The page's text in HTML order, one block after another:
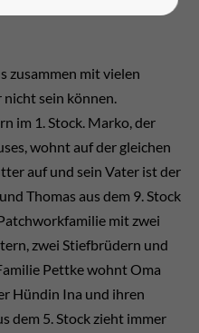
zusammen mit vielen
sein können.
im 1. Stock. Marko, der
wohnt auf der gleichen
auf und sein Vater ist der
Thomas aus dem 9. Stock
mit zwei
zwei Stiefbrüdern und
Pettke wohnt Oma
Hündin Ina und ihren
dem 5. Stock zieht immer